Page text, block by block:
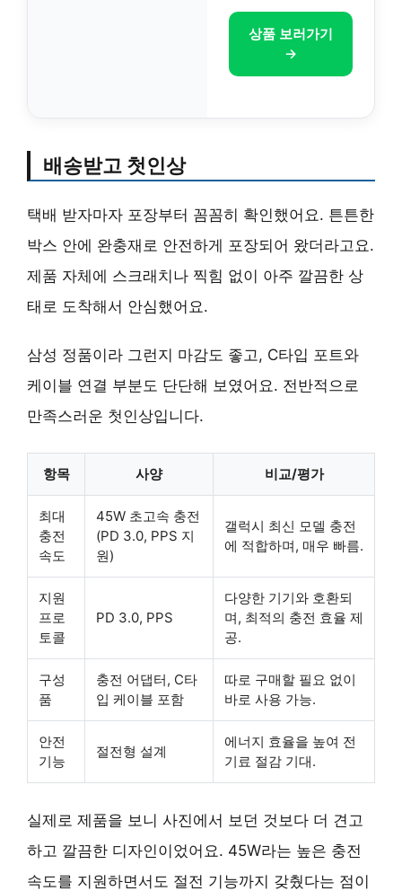
상품 보러가기
→
배송받고 첫인상
택배 받자마자 포장부터 꼼꼼히 확인했어요. 튼튼한
박스 안에 완충재로 안전하게 포장되어 왔더라고요.
제품 자체에 스크래치나 찍힘 없이 아주 깔끔한 상
태로 도착해서 안심했어요.
삼성 정품이라 그런지 마감도 좋고, C타입 포트와
케이블 연결 부분도 단단해 보였어요. 전반적으로
만족스러운 첫인상입니다.
항목 사양 비교/평가
최대
충전
속도
45W 초고속 충전
(PD 3.0, PPS 지
원)
갤럭시 최신 모델 충전
에 적합하며, 매우 빠름.
지원
프로
토콜
PD 3.0, PPS
다양한 기기와 호환되
며, 최적의 충전 효율 제
공.
구성
품
충전 어댑터, C타
입 케이블 포함
따로 구매할 필요 없이
바로 사용 가능.
안전
기능
절전형 설계
에너지 효율을 높여 전
기료 절감 기대.
실제로 제품을 보니 사진에서 보던 것보다 더 견고
하고 깔끔한 디자인이었어요. 45W라는 높은 충전
속도를 지원하면서도 절전 기능까지 갖췄다는 점이